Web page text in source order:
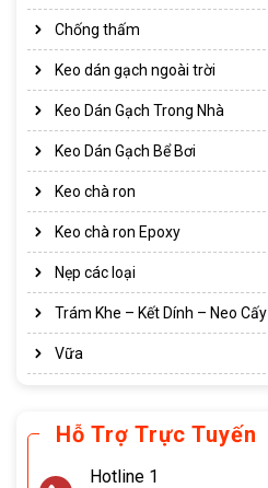
Chống thấm
Keo dán gạch ngoài trời
Keo Dán Gạch Trong Nhà
Keo Dán Gạch Bể Bơi
Keo chà ron
Keo chà ron Epoxy
Nẹp các loại
Trám Khe – Kết Dính – Neo Cấy
Vữa
Hỗ Trợ Trực Tuyến
Hotline 1